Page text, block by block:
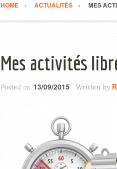
HOME ACTUALITÉS MES
Mes activités
Posted on 13/09/2015 Written by